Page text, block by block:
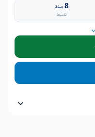
8سنة
تقسيط